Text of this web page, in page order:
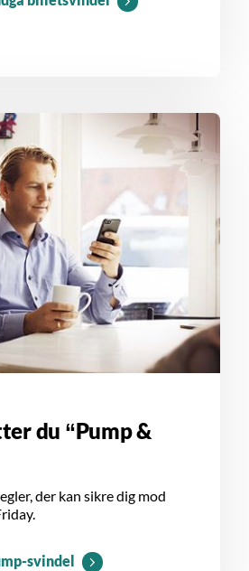
du “Pump &
der kan sikre dig mod
svindel